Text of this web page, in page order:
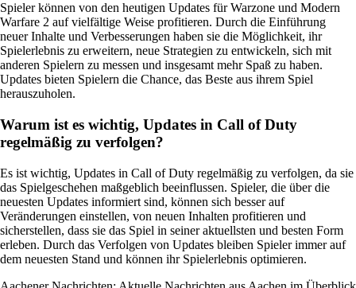
Spieler können von den heutigen Updates für Warzone und Modern
Warfare 2 auf vielfältige Weise profitieren. Durch die Einführung
neuer Inhalte und Verbesserungen haben sie die Möglichkeit, ihr
Spielerlebnis zu erweitern, neue Strategien zu entwickeln, sich mit
anderen Spielern zu messen und insgesamt mehr Spaß zu haben.
Updates bieten Spielern die Chance, das Beste aus ihrem Spiel
herauszuholen.
Warum ist es wichtig, Updates in Call of Duty
regelmäßig zu verfolgen?
Es ist wichtig, Updates in Call of Duty regelmäßig zu verfolgen, da sie
das Spielgeschehen maßgeblich beeinflussen. Spieler, die über die
neuesten Updates informiert sind, können sich besser auf
Veränderungen einstellen, von neuen Inhalten profitieren und
sicherstellen, dass sie das Spiel in seiner aktuellsten und besten Form
erleben. Durch das Verfolgen von Updates bleiben Spieler immer auf
dem neuesten Stand und können ihr Spielerlebnis optimieren.